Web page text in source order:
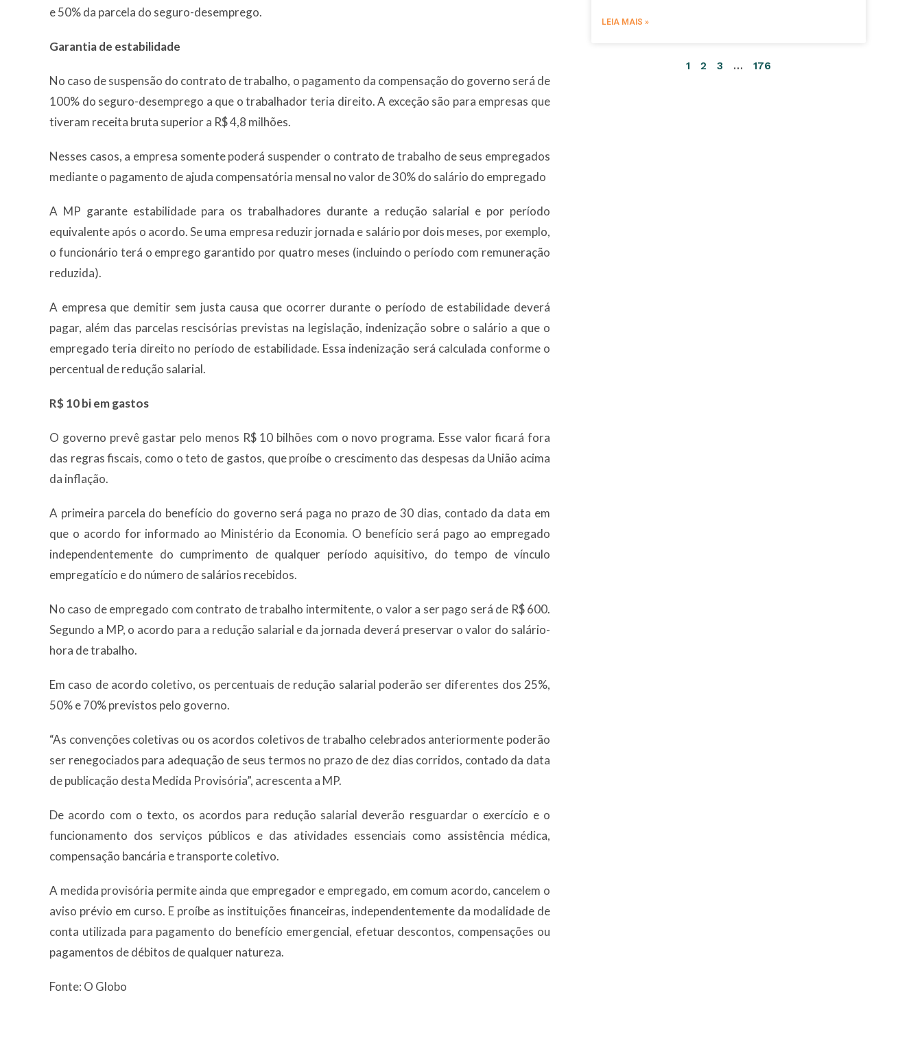
e 50% da parcela do seguro-desemprego.
Garantia de estabilidade
No caso de suspensão do contrato de trabalho, o pagamento da compensação do governo será de
100% do seguro-desemprego a que o trabalhador teria direito. A exceção são para empresas que
tiveram receita bruta superior a R$ 4,8 milhões.
Nesses casos, a empresa somente poderá suspender o contrato de trabalho de seus empregados
mediante o pagamento de ajuda compensatória mensal no valor de 30% do salário do empregado
A MP garante estabilidade para os trabalhadores durante a redução salarial e por período
equivalente após o acordo. Se uma empresa reduzir jornada e salário por dois meses, por exemplo,
o funcionário terá o emprego garantido por quatro meses (incluindo o período com remuneração
reduzida).
A empresa que demitir sem justa causa que ocorrer durante o período de estabilidade deverá
pagar, além das parcelas rescisórias previstas na legislação, indenização sobre o salário a que o
empregado teria direito no período de estabilidade. Essa indenização será calculada conforme o
percentual de redução salarial.
R$ 10 bi em gastos
O governo prevê gastar pelo menos R$ 10 bilhões com o novo programa. Esse valor ficará fora
das regras fiscais, como o teto de gastos, que proíbe o crescimento das despesas da União acima
da inflação.
A primeira parcela do benefício do governo será paga no prazo de 30 dias, contado da data em
que o acordo for informado ao Ministério da Economia. O benefício será pago ao empregado
independentemente do cumprimento de qualquer período aquisitivo, do tempo de vínculo
empregatício e do número de salários recebidos.
No caso de empregado com contrato de trabalho intermitente, o valor a ser pago será de R$ 600.
Segundo a MP, o acordo para a redução salarial e da jornada deverá preservar o valor do salário-
hora de trabalho.
Em caso de acordo coletivo, os percentuais de redução salarial poderão ser diferentes dos 25%,
50% e 70% previstos pelo governo.
“As convenções coletivas ou os acordos coletivos de trabalho celebrados anteriormente poderão
ser renegociados para adequação de seus termos no prazo de dez dias corridos, contado da data
de publicação desta Medida Provisória”, acrescenta a MP.
De acordo com o texto, os acordos para redução salarial deverão resguardar o exercício e o
funcionamento dos serviços públicos e das atividades essenciais como assistência médica,
compensação bancária e transporte coletivo.
A medida provisória permite ainda que empregador e empregado, em comum acordo, cancelem o
aviso prévio em curso. E proíbe as instituições financeiras, independentemente da modalidade de
conta utilizada para pagamento do benefício emergencial, efetuar descontos, compensações ou
pagamentos de débitos de qualquer natureza.
Fonte: O Globo
LEIA MAIS »
1 2 3 … 176